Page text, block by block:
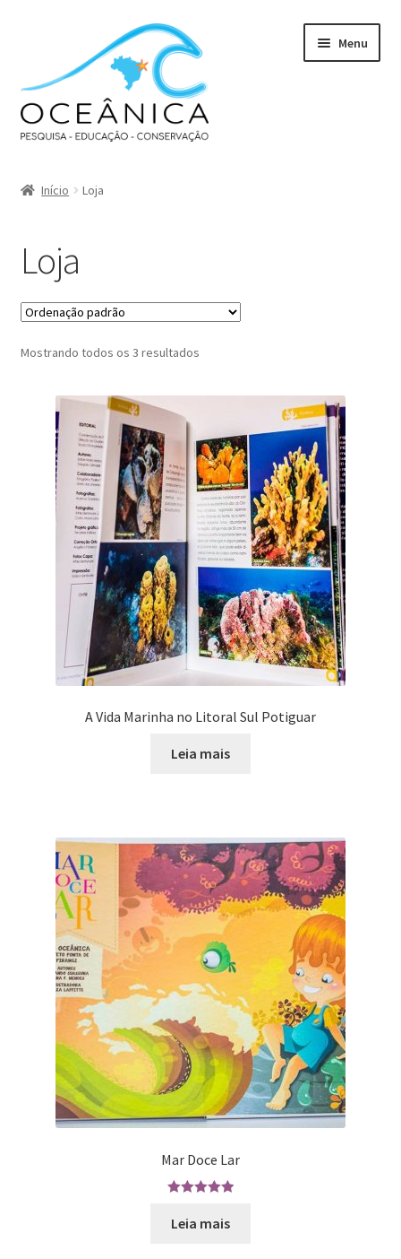
navegação
conteúdo
Menu
Início Loja
Loja
Mostrando todos os 3 resultados
A Vida Marinha no Litoral Sul Potiguar
Leia mais
Mar Doce Lar
5.00 de 5
Leia mais